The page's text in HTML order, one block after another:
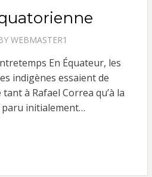
WEBMASTER1
En Équateur, les
indigènes essaient de
à Rafael Correa qu’à la
paru initialement…